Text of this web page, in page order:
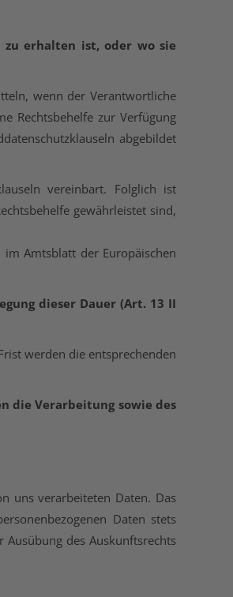
zu erhalten ist, oder wo sie
wenn der Verantwortliche
Rechtsbehelfe zur Verfügung
abgebildet
vereinbart. Folglich ist
gewährleistet sind,
Amtsblatt der Europäischen
dieser Dauer (Art. 13 II
werden die entsprechenden
die Verarbeitung sowie des
uns verarbeiteten Daten. Das
Daten stets
Ausübung des Auskunftsrechts